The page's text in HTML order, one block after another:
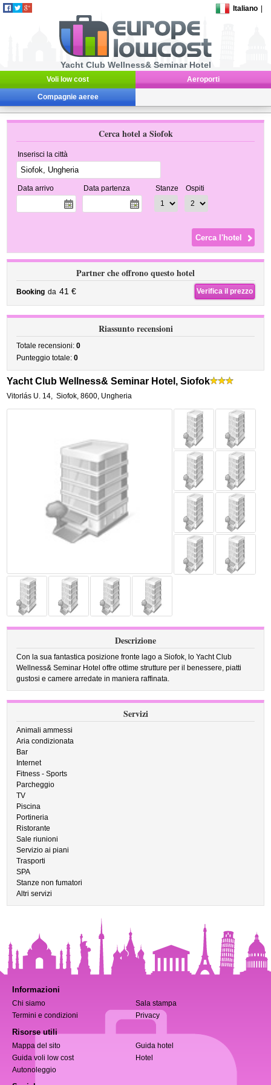
Italiano
Yacht Club Wellness& Seminar Hotel
Voli low cost Aeroporti
Compagnie aeree
Cerca hotel a Siofok
Inserisci la città
Data arrivo Data partenza Stanze Ospiti
Partner che offrono questo hotel
Booking da 41 € Verifica il prezzo
Riassunto recensioni
Totale recensioni:0
Punteggio totale:0
Yacht Club Wellness& Seminar Hotel, Siofok
Vitorlás U. 14, Siofok,8600, Ungheria
Descrizione
Con la sua fantastica posizione fronte lago a Siofok, lo Yacht Club
Wellness& Seminar Hotel offre ottime strutture per il benessere, piatti
gustosi e camere arredate in maniera raffinata.
Servizi
Animali ammessi
Aria condizionata
Bar
Internet
Fitness - Sports
Parcheggio
TV
Piscina
Portineria
Ristorante
Sale riunioni
Servizio ai piani
Trasporti
SPA
Stanze non fumatori
Altri servizi
Informazioni
Chi siamo
Sala stampa
Termini e condizioni
Privacy
Risorse utili
Mappa del sito
Guida hotel
Guida voli low cost
Hotel
Autonoleggio